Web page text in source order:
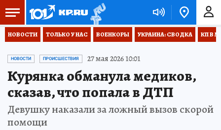
НОВОСТИ ТОЛЬКО У НАС ВОЕНКОРЫ УКРАИНА: СВОДКА КП В
НОВОСТИ ПРОИСШЕСТВИЯ 27 мая 2026 10:01
Курянка обманула медиков,
сказав, что попала в ДТП
Девушку наказали за ложный вызов скорой
помощи